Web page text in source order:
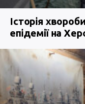
Історія
епідемії на